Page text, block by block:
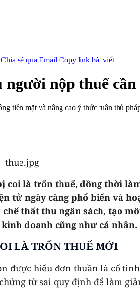
Chia sẻ qua Email Copy link bài viết
nộp thuế
tiền mặt và nâng cao ý thức tuân thủ
coi là trốn thuế, đồng thời
tử ngày càng phổ biến và
thất thu ngân sách, tạo
doanh cũng như cá nhân.
LÀ TRỐN THUẾ MỚI
được hiểu đơn thuần là cố
từ sai quy định để làm